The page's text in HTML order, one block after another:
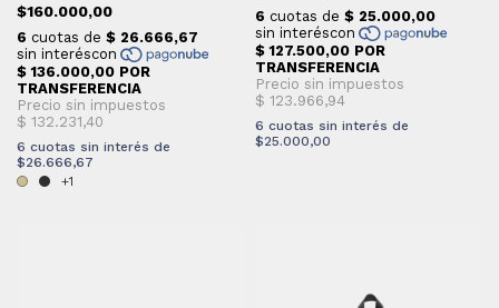
$160.000,00
6 cuotas sin interés de
$26.666,67
+1
6 cuotas sin interés de
$25.000,00